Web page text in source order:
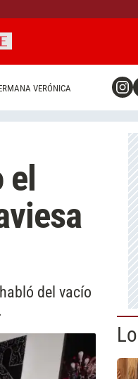
VERÓNICA
el
del vacío